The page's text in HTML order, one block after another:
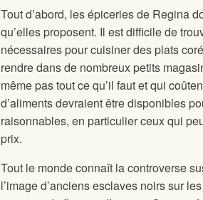
Tout d’abord, les épiceries de Regina
qu’elles proposent. Il est difficile de
nécessaires pour cuisiner des plats
rendre dans de nombreux petits
même pas tout ce qu’il faut et qui
d’aliments devraient être disponibles
raisonnables, en particulier ceux qui
prix.
Tout le monde connaît la controverse
l’image d’anciens esclaves noirs sur